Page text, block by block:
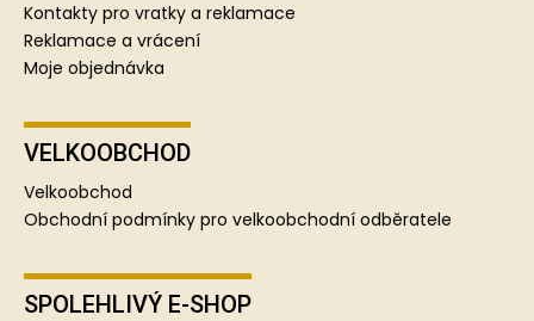
Kontakty pro vratky a reklamace
Reklamace a vrácení
Moje objednávka
VELKOOBCHOD
Velkoobchod
Obchodní podmínky pro velkoobchodní odběratele
SPOLEHLIVÝ E-SHOP